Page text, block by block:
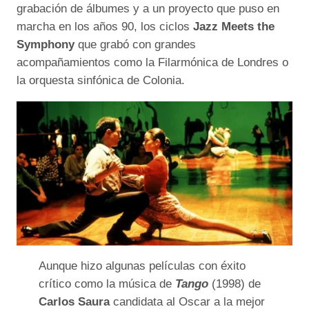
grabación de álbumes y a un proyecto que puso en
marcha en los años 90, los ciclos Jazz Meets the
Symphonyque grabó con grandes
acompañamientos como la Filarmónica de Londres o
la orquesta sinfónica de Colonia.
Aunque hizo algunas películas con éxito
crítico como la música de Tango (1998) de
Carlos Saura candidata al Oscar a la mejor